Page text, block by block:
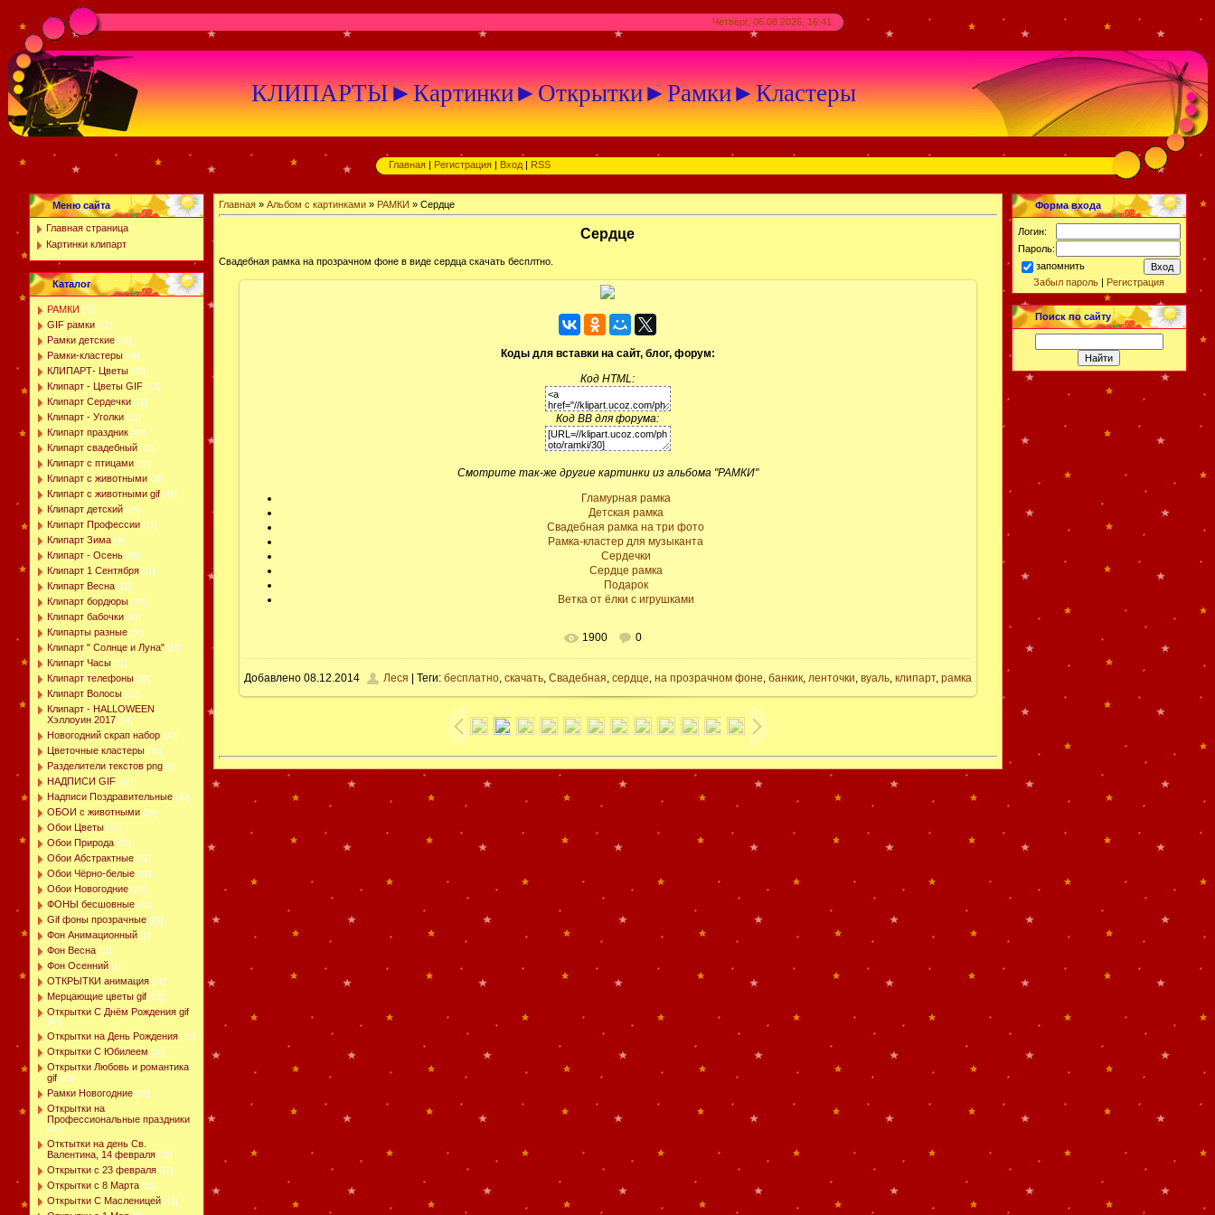
Четверг, 06.08.2026, 16:41
КЛИПАРТЫ►Картинки►Открытки►Рамки►Кластеры
Главная | Регистрация | Вход | RSS
Меню сайта
Главная страница
Картинки клипарт
Каталог
РАМКИ [79]
GIF рамки [47]
Рамки детские [31]
Рамки-кластеры [59]
КЛИПАРТ- Цветы [75]
Клипарт - Цветы GIF [43]
Клипарт Сердечки [18]
Клипарт - Уголки [51]
Клипарт праздник [42]
Клипарт свадебный [10]
Клипарт с птицами [15]
Клипарт с животными [38]
Клипарт с животными gif [49]
Клипарт детский [45]
Клипарт Профессии [17]
Клипарт Зима [9]
Клипарт - Осень [88]
Клипарт 1 Сентября [11]
Клипарт Весна [16]
Клипарт бордюры [19]
Клипарт бабочки [43]
Клипарты разные [50]
Клипарт " Солнце и Луна" [15]
Клипарт Часы [11]
Клипарт телефоны [39]
Клипарт Волосы [10]
Клипарт - HALLOWEEN
Хэллоуин 2017 [24]
Новогодний скрап набор [30]
Цветочные кластеры [36]
Разделители текстов png [9]
НАДПИСИ GIF [41]
Надписи Поздравительные [40]
ОБОИ с животными [28]
Обои Цветы [27]
Обои Природа [59]
Обои Абстрактные [24]
Обои Чёрно-белые [16]
Обои Новогодние [29]
ФОНЫ бесшовные [41]
Gif фоны прозрачные [21]
Фон Анимационный [1]
Фон Весна [11]
Фон Осенний [4]
ОТКРЫТКИ анимация [39]
Мерцающие цветы gif [22]
Открытки С Днём Рождения gif
[44]
Открытки на День Рождения [13]
Открытки С Юбилеем [10]
Открытки Любовь и романтика
gif [43]
Рамки Новогодние [16]
Открытки на
Профессиональные праздники
[48]
Отктытки на день Св.
Валентина, 14 февраля [15]
Открытки с 23 февраля [16]
Открытки с 8 Марта [15]
Открытки С Масленицей [10]
Главная» Альбом с картинками» РАМКИ » Сердце
Сердце
Свадебная рамка на прозрачном фоне в виде сердца скачать бесплтно.
Коды для вставки на сайт, блог, форум:
Код HTML:
Код BB для форума:
Смотрите так-же другие картинки из альбома "РАМКИ"
Гламурная рамка
Детская рамка
Свадебная рамка на три фото
Рамка-кластер для музыканта
Сердечки
Сердце рамка
Подарок
Ветка от ёлки с игрушками
1900 0
Добавлено08.12.2014 Леся | Теги: бесплатно, скачать, Свадебная, сердце, на прозрачном фоне, банкик, ленточки, вуаль, клипарт, рамка
Форма входа
Логин:
Пароль:
запомнить
Забыл пароль | Регистрация
Поиск по сайту